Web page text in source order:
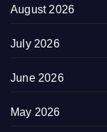
August 2026
July 2026
June 2026
May 2026